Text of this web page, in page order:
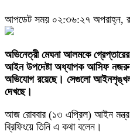
আপডেট সময় ০২:৩৬:২৭ অপরাহ্ন,
অভিনেত্রী মেঘনা আলমকে
আইন উপদেষ্টা অধ্যাপক আসিফ নজরুল।
অভিযোগ রয়েছে। সেগুলো আইনশৃঙ্খলা
দেখছে।
আজ রোববার (১৩ এপ্রিল) আইন
ব্রিফিংয়ে তিনি এ কথা বলেন।